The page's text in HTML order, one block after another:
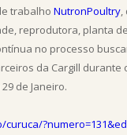
trabalho NutronPoultry,
reprodutora, planta
no processo
da Cargill
de Janeiro.